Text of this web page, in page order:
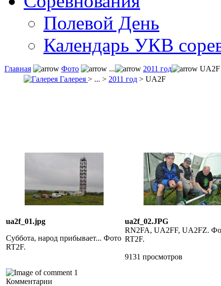
Полевой День
Календарь УКВ
Главная Фото ... 2011 год
UA2F
Галерея > ... > 2011 год > UA2F
ua2f_01.jpg
Суббота, народ прибывает... Фото
RT2F.
1
Комментарии
ua2f_02.JPG
RN2FA, UA2FF, UA2FZ.
RT2F.
9131 просмотров